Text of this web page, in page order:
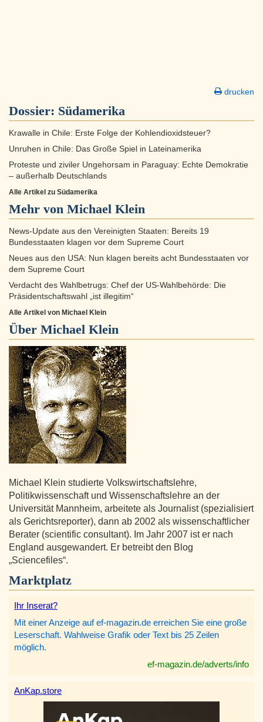
drucken
Dossier: Südamerika
Krawalle in Chile: Erste Folge der Kohlendioxidsteuer?
Unruhen in Chile: Das Große Spiel in Lateinamerika
Proteste und ziviler Ungehorsam in Paraguay: Echte Demokratie
– außerhalb Deutschlands
Alle Artikel zu Südamerika
Mehr von Michael Klein
News-Update aus den Vereinigten Staaten: Bereits 19
Bundesstaaten klagen vor dem Supreme Court
Neues aus den USA: Nun klagen bereits acht Bundesstaaten vor
dem Supreme Court
Verdacht des Wahlbetrugs: Chef der US-Wahlbehörde: Die
Präsidentschaftswahl „ist illegitim“
Alle Artikel von Michael Klein
Über Michael Klein
Michael Klein studierte Volkswirtschaftslehre,
Politikwissenschaft und Wissenschaftslehre an der
Universität Mannheim, arbeitete als Journalist (spezialisiert
als Gerichtsreporter), dann ab 2002 als wissenschaftlicher
Berater (scientific consultant). Im Jahr 2007 ist er nach
England ausgewandert. Er betreibt den Blog
„Sciencefiles“.
Marktplatz
Ihr Inserat?
Mit einer Anzeige auf ef-magazin.de erreichen Sie eine große
Leserschaft. Wahlweise Grafik oder Text bis 25 Zeilen
möglich.
ef-magazin.de/adverts/info
AnKap.store